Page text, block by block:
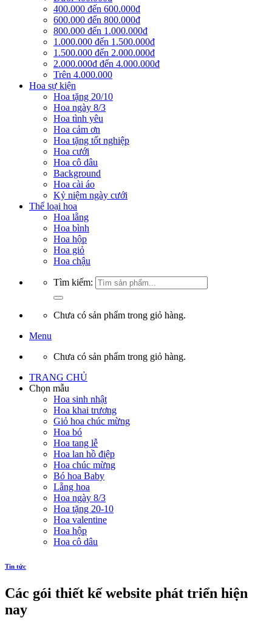
400.000 đến 600.000đ
600.000 đến 800.000đ
800.000 đến 1.000.000đ
1.000.000 đến 1.500.000đ
1.500.000 đến 2.000.000đ
2.000.000đ đến 4.000.000đ
Trên 4.000.000
Hoa sự kiện
Hoa tặng 20/10
Hoa ngày 8/3
Hoa tình yêu
Hoa cảm ơn
Hoa tặng tốt nghiệp
Hoa cưới
Hoa cô dâu
Background
Hoa cài áo
Kỷ niệm ngày cưới
Thể loại hoa
Hoa lẵng
Hoa bình
Hoa hộp
Hoa giỏ
Hoa chậu
Tìm kiếm:
Chưa có sản phẩm trong giỏ hàng.
Menu
Chưa có sản phẩm trong giỏ hàng.
TRANG CHỦ
Chọn mẫu
Hoa sinh nhật
Hoa khai trương
Giỏ hoa chúc mừng
Hoa bó
Hoa tang lễ
Hoa lan hồ điệp
Hoa chúc mừng
Bó hoa Baby
Lẵng hoa
Hoa ngày 8/3
Hoa tặng 20-10
Hoa valentine
Hoa hộp
Hoa cô dâu
Tin tức
Các gói thiết kế website phát triển hiện
nay